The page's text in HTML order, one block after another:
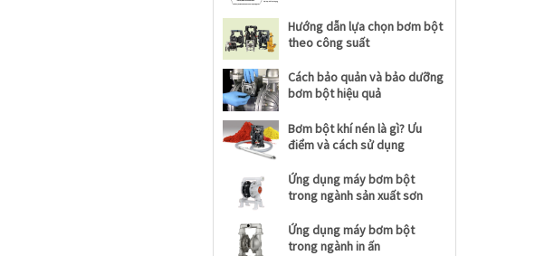
Hướng dẫn lựa chọn bơm bột
theo công suất
Cách bảo quản và bảo dưỡng
bơm bột hiệu quả
Bơm bột khí nén là gì? Ưu
điểm và cách sử dụng
Ứng dụng máy bơm bột
trong ngành sản xuất sơn
Ứng dụng máy bơm bột
trong ngành in ấn